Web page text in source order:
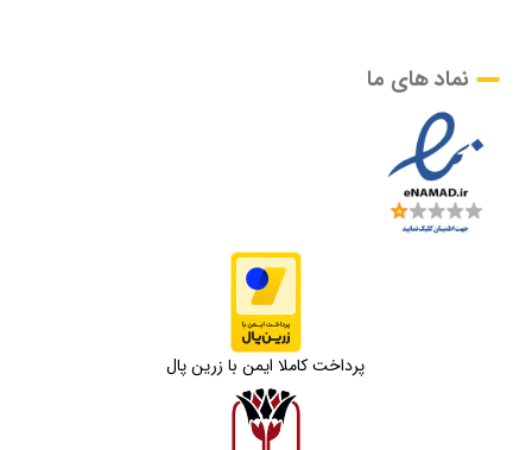
نماد های ما
پرداخت کاملا ایمن با زرین پال